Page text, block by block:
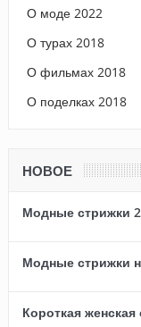
О моде 2022
О турах 2018
О фильмах 2018
О поделках 2018
НОВОЕ
Модные стрижки
Модные стрижки
Короткая